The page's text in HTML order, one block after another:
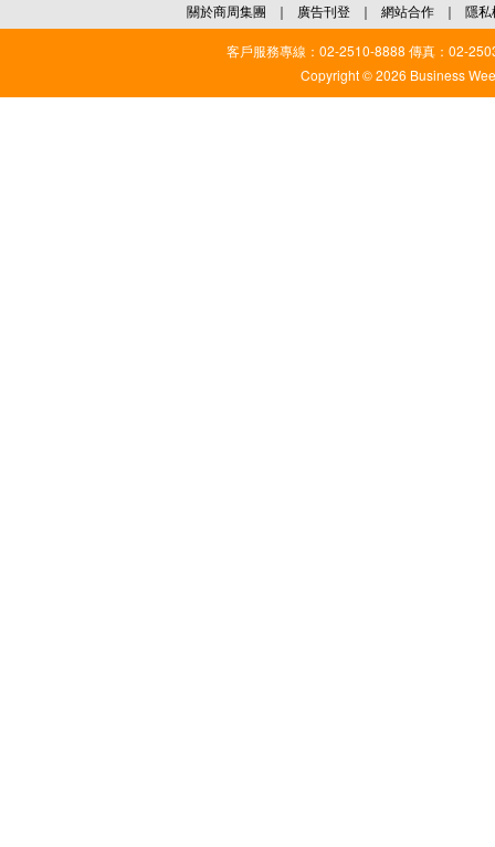
關於商周集團 ｜ 廣告刊登 ｜ 網站合作 ｜ 隱私
客戶服務專線：02-2510-8888 傳真：02-
Copyright © 2026 Business